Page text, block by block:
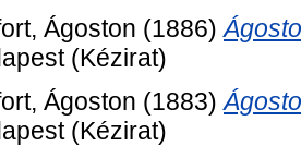
Ágoston (1886)
(Kézirat)
Ágoston (1883)
(Kézirat)